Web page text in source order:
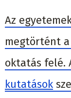
Az
megtörtént
oktatás felé.
kutatások